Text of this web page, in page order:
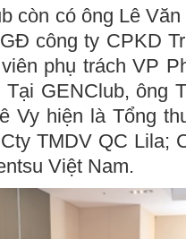
còn có ông Lê
công ty CPKD
phụ trách VP
GENClub, ông
Vy hiện là Tổng
TMDV QC Lila;
Việt Nam.